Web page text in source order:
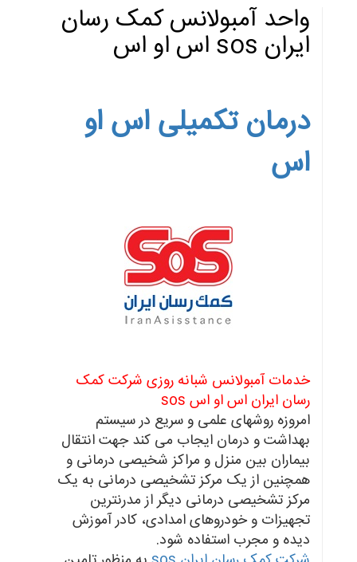
واحد آمبولانس کمک رسان
ایران sos اس او اس
درمان تکمیلی اس او
اس
خدمات آمبولانس شبانه روزی شرکت کمک
رسان ایران اس او اس sos
امروزه روشهای علمی و سریع در سیستم
بهداشت و درمان ایجاب می کند جهت انتقال
بیماران بین منزل و مراکز شخیصی درمانی و
همچنین از یک مرکز تشخیصی درمانی به یک
مرکز تشخیصی درمانی دیگر از مدرنترین
تجهیزات و خودروهای امدادی، کادر آموزش
دیده و مجرب استفاده شود.